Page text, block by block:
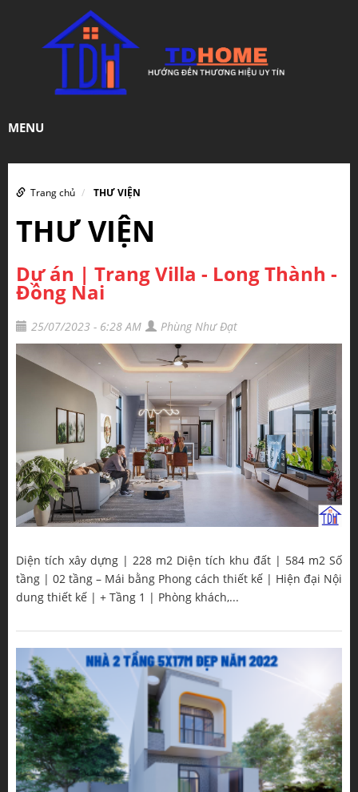
MENU
Trang chủ THƯ VIỆN
THƯ VIỆN
Dự án | Trang Villa - Long Thành -
Đồng Nai
25/07/2023 - 6:28 AM Phùng Như Đạt
Diện tích xây dựng | 228 m2 Diện tích khu đất | 584 m2 Số
tầng | 02 tầng – Mái bằng Phong cách thiết kế | Hiện đại Nội
dung thiết kế | + Tầng 1 | Phòng khách,...